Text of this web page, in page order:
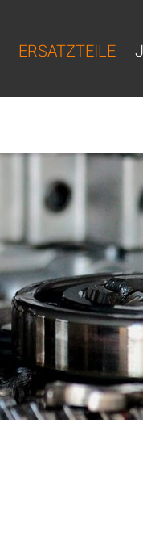
ERSATZTEILE